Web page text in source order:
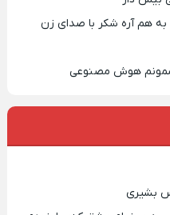
هم آره شکر با صدای زن
هوش مصنوعی
بشیری